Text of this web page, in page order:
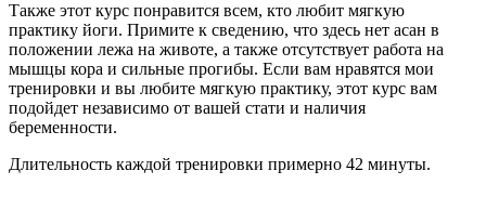
Также этот курс понравится всем, кто любит мягкую
практику йоги. Примите к сведению, что здесь нет асан в
положении лежа на животе, а также отсутствует работа на
мышцы кора и сильные прогибы. Если вам нравятся мои
тренировки и вы любите мягкую практику, этот курс вам
подойдет независимо от вашей стати и наличия
беременности.
Длительность каждой тренировки примерно 42 минуты.